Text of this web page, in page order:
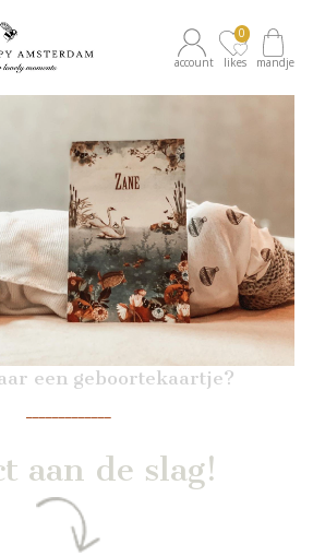
account likes
0
mandje
een geboortekaartje?
aan de slag!